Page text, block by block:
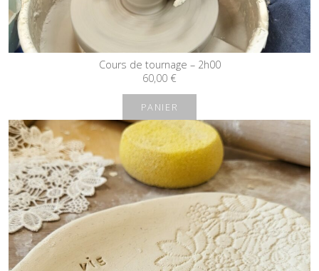
Cours de tournage – 2h00
60,00 €
PANIER